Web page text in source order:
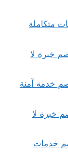
خدمات متكاملة
الى الرياض بـ30%خصم خبرة لا
الى جدة بـ35%خصم خدمة آمنة
الى جدة بـ30%خصم خبرة لا
المكرمة بـ35%خصم خدمات